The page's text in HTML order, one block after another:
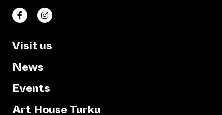
Taiteen talo Facebookissa
(opens an external website)
Taiteen talo Instagramissa
(opens an external website)
Visit us
News
Events
Art House Turku